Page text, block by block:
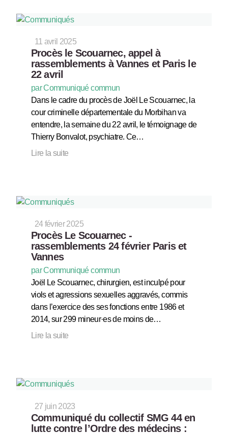
11 avril 2025
Procès le Scouarnec, appel à
rassemblements à Vannes et Paris le
22 avril
par Communiqué commun
Dans le cadre du procès de Joël Le Scouarnec, la
cour criminelle départementale du Morbihan va
entendre, la semaine du 22 avril, le témoignage de
Thierry Bonvalot, psychiatre. Ce…
Lire la suite
24 février 2025
Procès Le Scouarnec -
rassemblements 24 février Paris et
Vannes
par Communiqué commun
Joël Le Scouarnec, chirurgien, est inculpé pour
viols et agressions sexuelles aggravés, commis
dans l’exercice des ses fonctions entre 1986 et
2014, sur 299 mineur·es de moins de…
Lire la suite
27 juin 2023
Communiqué du collectif SMG 44 en
lutte contre l’Ordre des médecins :